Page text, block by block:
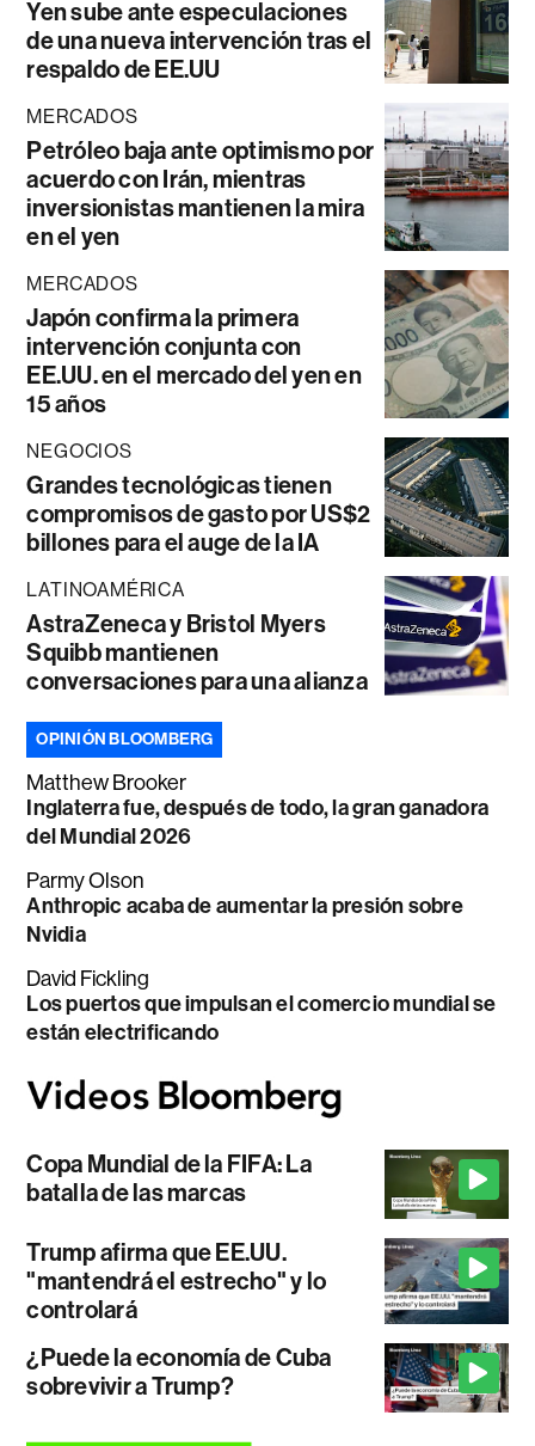
Yen sube ante especulaciones
de una nueva intervención tras el
respaldo de EE.UU
MERCADOS
Petróleo baja ante optimismo por
acuerdo con Irán, mientras
inversionistas mantienen la mira
en el yen
MERCADOS
Japón confirma la primera
intervención conjunta con
EE.UU. en el mercado del yen en
15 años
NEGOCIOS
Grandes tecnológicas tienen
compromisos de gasto por US$2
billones para el auge de la IA
LATINOAMÉRICA
AstraZeneca y Bristol Myers
Squibb mantienen
conversaciones para una alianza
OPINIÓN BLOOMBERG
Matthew Brooker
Inglaterra fue, después de todo, la gran ganadora
del Mundial 2026
Parmy Olson
Anthropic acaba de aumentar la presión sobre
Nvidia
David Fickling
Los puertos que impulsan el comercio mundial se
están electrificando
Copa Mundial de la FIFA: La
batalla de las marcas
Trump afirma que EE.UU.
"mantendrá el estrecho" y lo
controlará
¿Puede la economía de Cuba
sobrevivir a Trump?